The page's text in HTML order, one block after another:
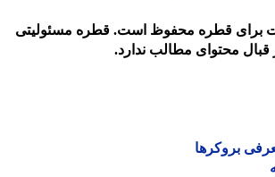
قطره محفوظ است. قطره مسئولیتی
محتوای مطالب ندارد.
بروکرها